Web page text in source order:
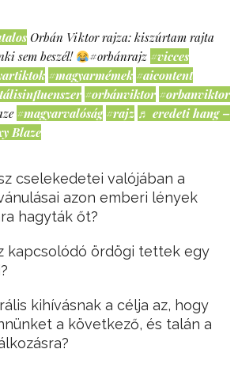
Orbán Viktor rajza: kiszúrtam rajta
sem beszél!
#orbánrajz #vicces
#magyarmémek #aicontent
#orbánviktor #orbanviktor
#magyarvalóság #rajz ♬ eredeti hang –
Blaze
cselekedetei valójában a
azon emberi lények
hagyták őt?
kapcsolódó ördögi tettek egy
kihívásnak a célja az, hogy
a következő, és talán a